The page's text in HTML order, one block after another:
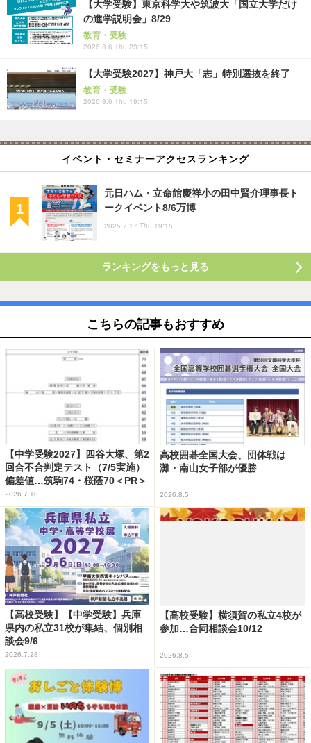
【大学受験】東京科学大や筑波大「国立大学だけ
の進学説明会」8/29
教育・受験
2026.8.6 Thu 23:15
【大学受験2027】神戸大「志」特別選抜を終了
教育・受験
2026.8.6 Thu 19:15
イベント・セミナーアクセスランキング
元日ハム・立命館慶祥小の田中賢介理事長ト
ークイベント8/6万博
2025.7.17 Thu 19:15
ランキングをもっと見る
こちらの記事もおすすめ
【中学受験2027】四谷大塚、第2
回合不合判定テスト（7/5実施）
偏差値…筑駒74・桜蔭70＜PR＞
2026.7.10
高校囲碁全国大会、団体戦は
灘・南山女子部が優勝
2026.8.5
【高校受験】【中学受験】兵庫
県内の私立31校が集結、個別相
談会9/6
2026.7.28
【高校受験】横須賀の私立4校が
参加…合同相談会10/12
2026.8.5